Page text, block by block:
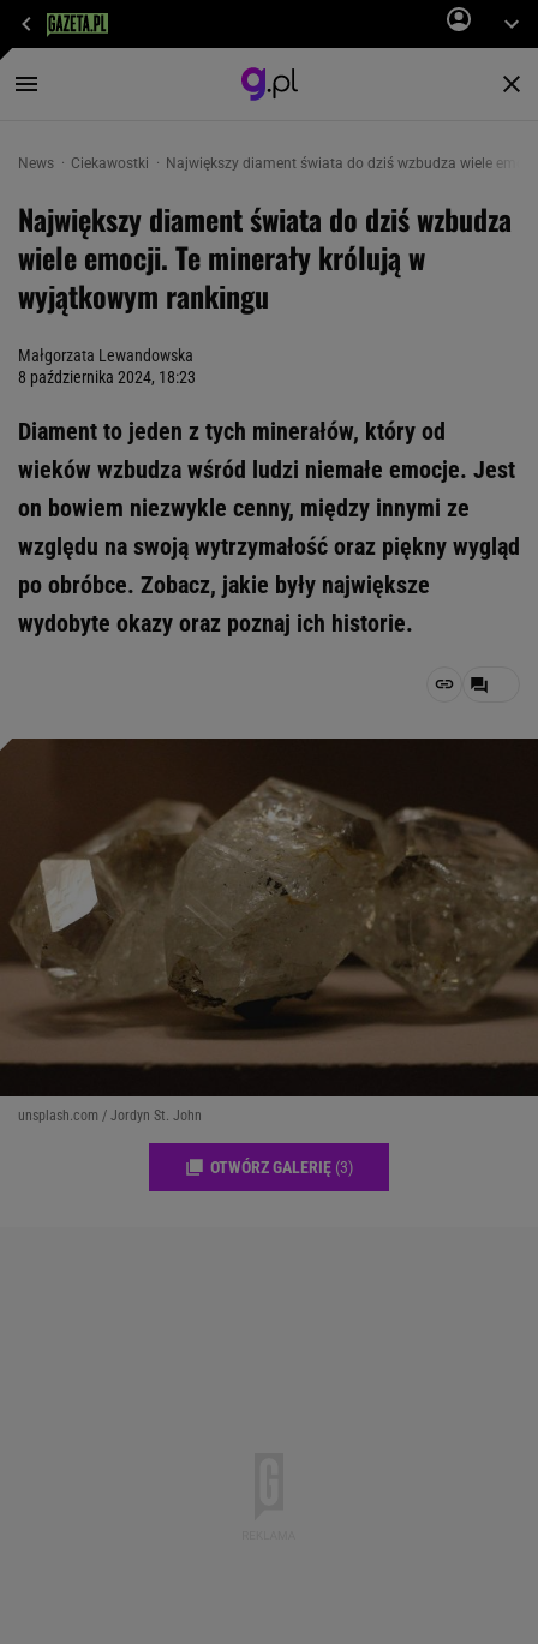
News Ciekawostki Największy diament świata do dziś wzbudza wiele
Największy diament świata do dziś wzbudza
wiele emocji. Te minerały królują w
wyjątkowym rankingu
Małgorzata Lewandowska
8 października 2024, 18:23
Diament to jeden z tych minerałów, który od
wieków wzbudza wśród ludzi niemałe emocje. Jest
on bowiem niezwykle cenny, między innymi ze
względu na swoją wytrzymałość oraz piękny wygląd
po obróbce. Zobacz, jakie były największe
wydobyte okazy oraz poznaj ich historie.
unsplash.com / Jordyn St. John
OTWÓRZ GALERIĘ (3)